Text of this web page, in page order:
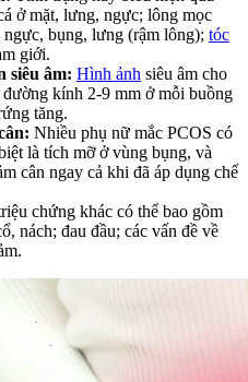
ở mặt, lưng, ngực; lông mọc
bụng, lưng (rậm lông); tóc
giới.
siêu âm: Hình ảnh siêu âm cho
kính 2-9 mm ở mỗi buồng
tăng.
Nhiều phụ nữ mắc PCOS có
là tích mỡ ở vùng bụng, và
cân ngay cả khi đã áp dụng chế
chứng khác có thể bao gồm
nách; đau đầu; các vấn đề về